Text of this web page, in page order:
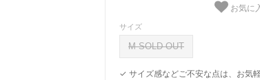
お気に
サイズ
M SOLD OUT
✓ サイズ感などご不安な点は、お気